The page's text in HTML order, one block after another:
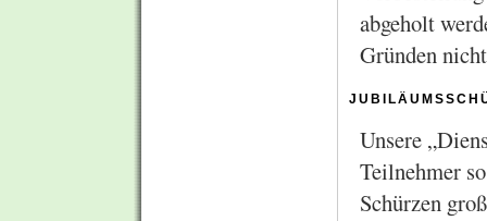
abgeholt
Gründen
Unsere
Teilnehmer
Schürzen